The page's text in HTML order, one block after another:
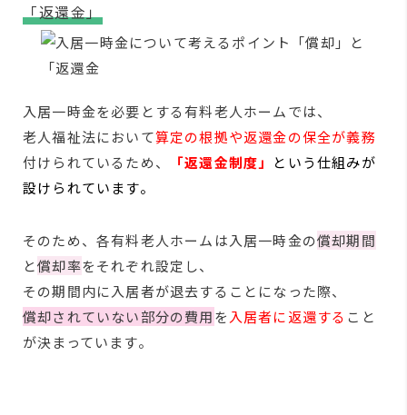
「返還金」
入居一時金を必要とする有料老人ホームでは、
老人福祉法において算定の根拠や返還金の保全が義務
付けられているため、
「返還金制度」
という仕組みが
設けられています。
そのため、各有料老人ホームは入居一時金の償却期間
と償却率をそれぞれ設定し、
その期間内に入居者が退去することになった際、
償却されていない部分の費用を 入居者に返還する こと
が決まっています。